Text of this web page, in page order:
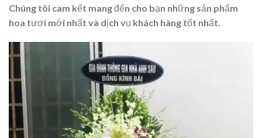
Chúng tôi cam kết mang đến cho bạn những sản phẩm
hoa tươi mới nhất và dịch vụ khách hàng tốt nhất.